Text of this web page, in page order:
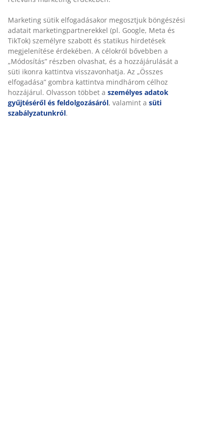
Marketing sütik elfogadásakor megosztjuk böngészési
adatait marketingpartnerekkel (pl. Google, Meta és
TikTok) személyre szabott és statikus hirdetések
megjelenítése érdekében. A célokról bővebben a
„Módosítás” részben olvashat, és a hozzájárulását a
süti ikonra kattintva visszavonhatja. Az „Összes
elfogadása” gombra kattintva mindhárom célhoz
hozzájárul. Olvasson többet a személyes adatok
gyűjtéséről és feldolgozásáról, valamint a süti
szabályzatunkról.